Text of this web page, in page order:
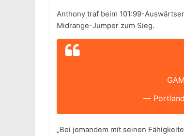
Anthony traf beim 101:99-
Midrange-Jumper zum Sieg.
— Portland
„Bei jemandem mit seinen